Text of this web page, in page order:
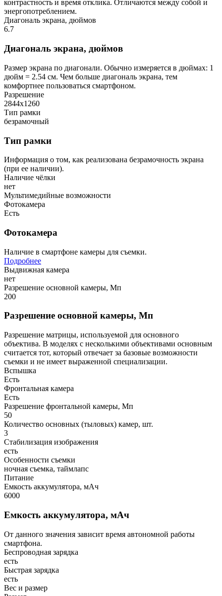
контрастность и время отклика. Отличаются между собой и
энергопотреблением.
Диагональ экрана, дюймов
6.7
Диагональ экрана, дюймов
Размер экрана по диагонали. Обычно измеряется в дюймах: 1
дюйм = 2.54 см. Чем больше диагональ экрана, тем
комфортнее пользоваться смартфоном.
Разрешение
2844х1260
Тип рамки
безрамочный
Тип рамки
Информация о том, как реализована безрамочность экрана
(при ее наличии).
Наличие чёлки
нет
Мультимедийные возможности
Фотокамера
Есть
Фотокамера
Наличие в смартфоне камеры для съемки.
Подробнее
Выдвижная камера
нет
Разрешение основной камеры, Мп
200
Разрешение основной камеры, Мп
Разрешение матрицы, используемой для основного
объектива. В моделях с несколькими объективами основным
считается тот, который отвечает за базовые возможности
съемки и не имеет выраженной специализации.
Вспышка
Есть
Фронтальная камера
Есть
Разрешение фронтальной камеры, Мп
50
Количество основных (тыловых) камер, шт.
3
Стабилизация изображения
есть
Особенности съемки
ночная съемка, таймлапс
Питание
Емкость аккумулятора, мАч
6000
Емкость аккумулятора, мАч
От данного значения зависит время автономной работы
смартфона.
Беспроводная зарядка
есть
Быстрая зарядка
есть
Вес и размер